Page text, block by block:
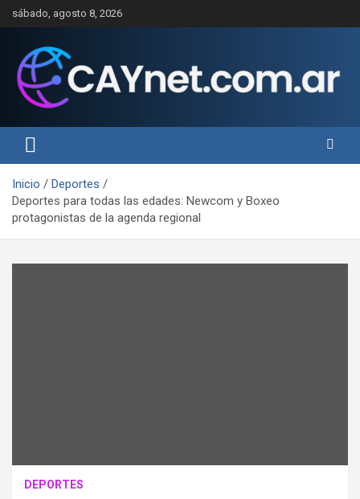
Saltar
al
sábado, agosto 8, 2026
Inicio
Deportes
Deportes para todas las edades: Newcom y Boxeo
protagonistas de la agenda regional
DEPORTES